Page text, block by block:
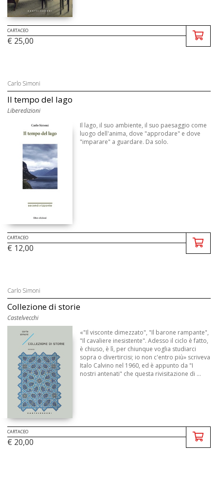
CARTACEO
€ 25,00
Carlo Simoni
Il tempo del lago
Liberedizioni
Il lago, il suo ambiente, il suo paesaggio come
luogo dell'anima, dove "approdare" e dove
"imparare" a guardare. Da solo.
CARTACEO
€ 12,00
Carlo Simoni
Collezione di storie
Castelvecchi
«"Il visconte dimezzato", "Il barone rampante",
"Il cavaliere inesistente". Adesso il ciclo è fatto,
è chiuso, è lì, per chiunque voglia studiarci
sopra o divertircisi; io non c'entro più» scriveva
Italo Calvino nel 1960, ed è appunto da "I
nostri antenati" che questa rivisitazione di ...
CARTACEO
€ 20,00